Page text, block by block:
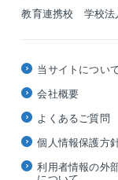
教育連携校 学校法
当サイトについ
会社概要
よくあるご質問
個人情報保護方
利用者情報の外